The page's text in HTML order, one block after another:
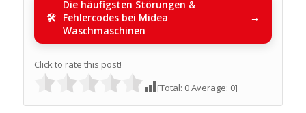
Die häufigsten Störungen &
Fehlercodes bei Midea
Waschmaschinen
Click to rate this post!
[Total: 0Average: 0]